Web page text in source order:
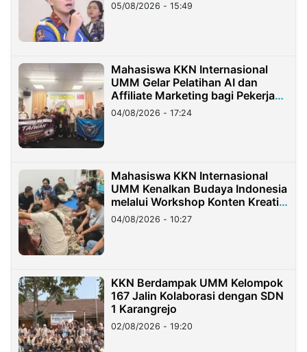
05/08/2026 - 15:49
Mahasiswa KKN Internasional
UMM Gelar Pelatihan AI dan
Affiliate Marketing bagi Pekerja
Migran Indonesia di Taiwan
04/08/2026 - 17:24
Mahasiswa KKN Internasional
UMM Kenalkan Budaya Indonesia
melalui Workshop Konten Kreatif
di Taiwan
04/08/2026 - 10:27
KKN Berdampak UMM Kelompok
167 Jalin Kolaborasi dengan SDN
1 Karangrejo
02/08/2026 - 19:20